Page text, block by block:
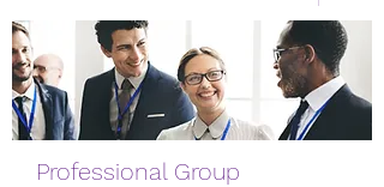
Professional Group